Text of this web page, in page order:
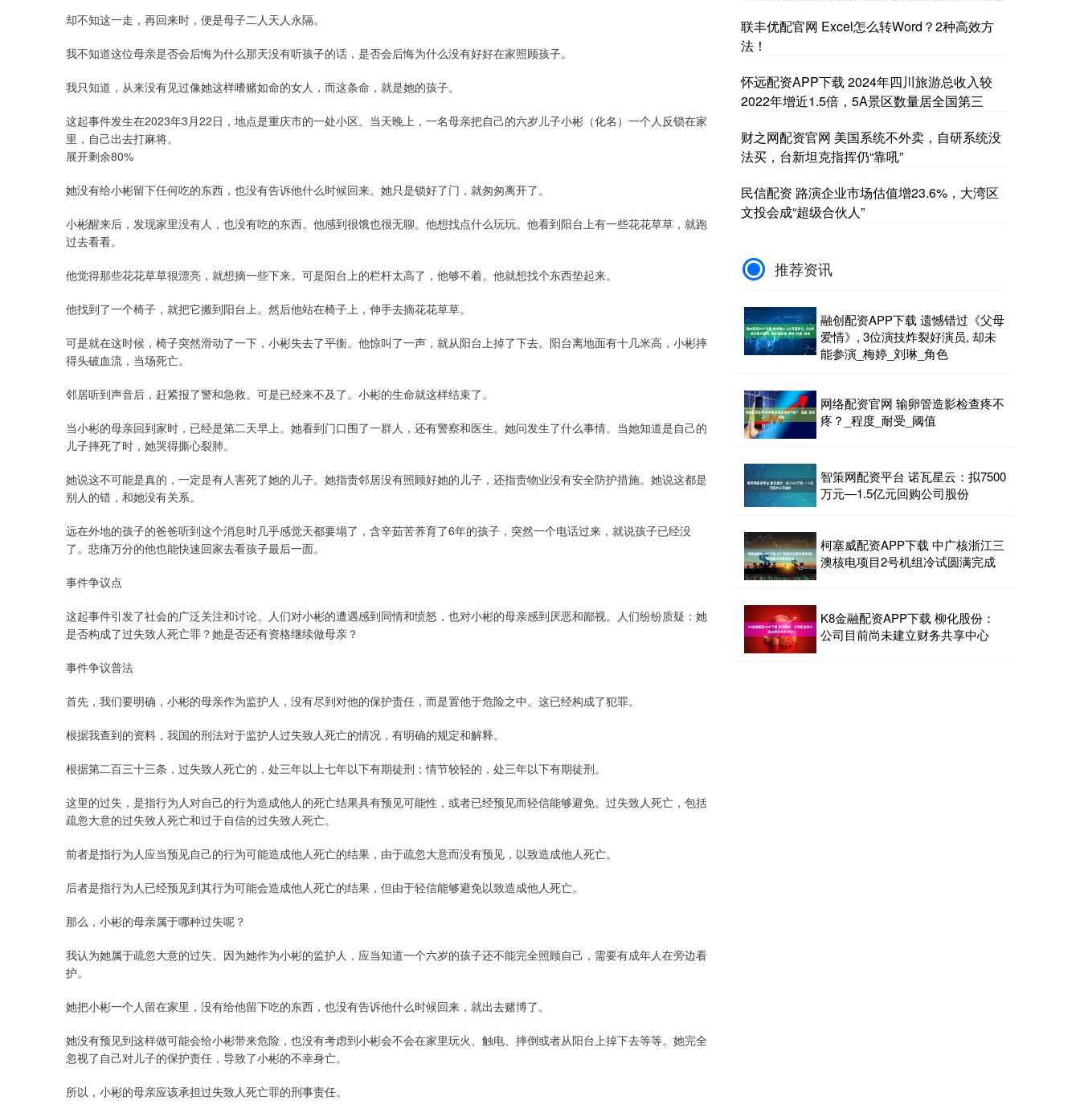
却不知这一走，再回来时，便是母子二人天人永隔。
我不知道这位母亲是否会后悔为什么那天没有听孩子的话，是否会后悔为什么没有好好在家照顾孩子。
我只知道，从来没有见过像她这样嗜赌如命的女人，而这条命，就是她的孩子。
这起事件发生在2023年3月22日，地点是重庆市的一处小区。当天晚上，一名母亲把自己的六岁儿子小彬（化名）一个人反锁在家
里，自己出去打麻将。
展开剩余80%
她没有给小彬留下任何吃的东西，也没有告诉他什么时候回来。她只是锁好了门，就匆匆离开了。
小彬醒来后，发现家里没有人，也没有吃的东西。他感到很饿也很无聊。他想找点什么玩玩。他看到阳台上有一些花花草草，就跑
过去看看。
他觉得那些花花草草很漂亮，就想摘一些下来。可是阳台上的栏杆太高了，他够不着。他就想找个东西垫起来。
他找到了一个椅子，就把它搬到阳台上。然后他站在椅子上，伸手去摘花花草草。
可是就在这时候，椅子突然滑动了一下，小彬失去了平衡。他惊叫了一声，就从阳台上掉了下去。阳台离地面有十几米高，小彬摔
得头破血流，当场死亡。
邻居听到声音后，赶紧报了警和急救。可是已经来不及了。小彬的生命就这样结束了。
当小彬的母亲回到家时，已经是第二天早上。她看到门口围了一群人，还有警察和医生。她问发生了什么事情。当她知道是自己的
儿子摔死了时，她哭得撕心裂肺。
她说这不可能是真的，一定是有人害死了她的儿子。她指责邻居没有照顾好她的儿子，还指责物业没有安全防护措施。她说这都是
别人的错，和她没有关系。
远在外地的孩子的爸爸听到这个消息时几乎感觉天都要塌了，含辛茹苦养育了6年的孩子，突然一个电话过来，就说孩子已经没
了。悲痛万分的他也能快速回家去看孩子最后一面。
事件争议点
这起事件引发了社会的广泛关注和讨论。人们对小彬的遭遇感到同情和愤怒，也对小彬的母亲感到厌恶和鄙视。人们纷纷质疑：她
是否构成了过失致人死亡罪？她是否还有资格继续做母亲？
事件争议普法
首先，我们要明确，小彬的母亲作为监护人，没有尽到对他的保护责任，而是置他于危险之中。这已经构成了犯罪。
根据我查到的资料，我国的刑法对于监护人过失致人死亡的情况，有明确的规定和解释。
根据第二百三十三条，过失致人死亡的，处三年以上七年以下有期徒刑；情节较轻的，处三年以下有期徒刑。
这里的过失，是指行为人对自己的行为造成他人的死亡结果具有预见可能性，或者已经预见而轻信能够避免。过失致人死亡，包括
疏忽大意的过失致人死亡和过于自信的过失致人死亡。
前者是指行为人应当预见自己的行为可能造成他人死亡的结果，由于疏忽大意而没有预见，以致造成他人死亡。
后者是指行为人已经预见到其行为可能会造成他人死亡的结果，但由于轻信能够避免以致造成他人死亡。
那么，小彬的母亲属于哪种过失呢？
我认为她属于疏忽大意的过失。因为她作为小彬的监护人，应当知道一个六岁的孩子还不能完全照顾自己，需要有成年人在旁边看
护。
她把小彬一个人留在家里，没有给他留下吃的东西，也没有告诉他什么时候回来，就出去赌博了。
她没有预见到这样做可能会给小彬带来危险，也没有考虑到小彬会不会在家里玩火、触电、摔倒或者从阳台上掉下去等等。她完全
忽视了自己对儿子的保护责任，导致了小彬的不幸身亡。
所以，小彬的母亲应该承担过失致人死亡罪的刑事责任。
联丰优配官网 Excel怎么转Word？2种高效方
法！
怀远配资APP下载 2024年四川旅游总收入较
2022年增近1.5倍，5A景区数量居全国第三
财之网配资官网 美国系统不外卖，自研系统没
法买，台新坦克指挥仍“靠吼”
民信配资 路演企业市场估值增23.6%，大湾区
文投会成“超级合伙人”
推荐资讯
融创配资APP下载 遗憾错过《父母
爱情》, 3位演技炸裂好演员, 却未
能参演_梅婷_刘琳_角色
网络配资官网 输卵管造影检查疼不
疼？_程度_耐受_阈值
智策网配资平台 诺瓦星云：拟7500
万元—1.5亿元回购公司股份
柯塞威配资APP下载 中广核浙江三
澳核电项目2号机组冷试圆满完成
K8金融配资APP下载 柳化股份：
公司目前尚未建立财务共享中心